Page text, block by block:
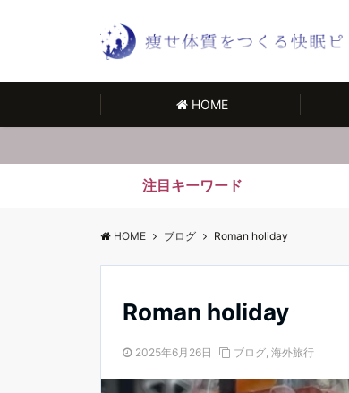
HOME
注目キーワード
HOME ブログ Roman holiday
Roman holiday
2025年6月26日 ブログ, 海外旅行